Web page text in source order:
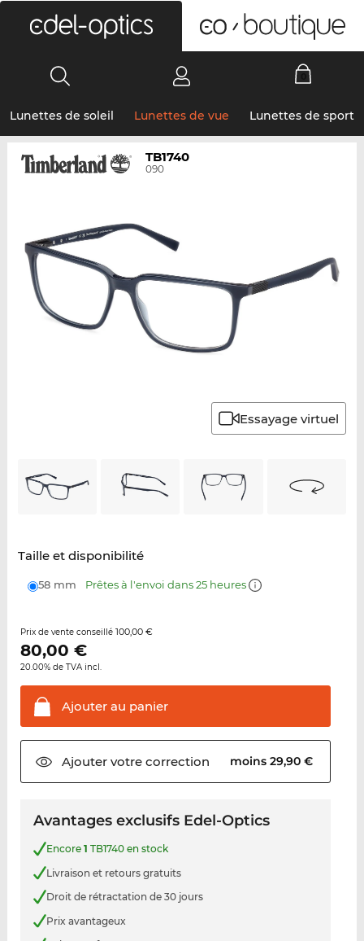
Lunettes de soleil Lunettes de vue Lunettes de sport
TB1740
090
Essayage virtuel
Taille et disponibilité
58 mm Prêtes à l'envoi dans 25 heures
Prix de vente conseillé 100,00 €
80,00 €
20.00% de TVA incl.
Ajouter au panier
Ajouter votrecorrection moins 29,90 €
Avantages exclusifs Edel-Optics
Encore 1 TB1740 en stock
Livraison et retours gratuits
Droit de rétractation de 30 jours
Prix avantageux